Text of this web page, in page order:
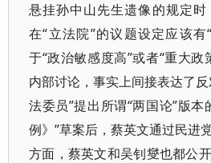
悬挂孙中山先生遗像的规定
在“立法院”的议题设定应该
于“政治敏感度高”或者“重大政
内部讨论，事实上间接表达了
法委员”提出所谓“两国论”版本
例》”草案后，蔡英文通过民进
方面，蔡英文和吴钊燮也都公